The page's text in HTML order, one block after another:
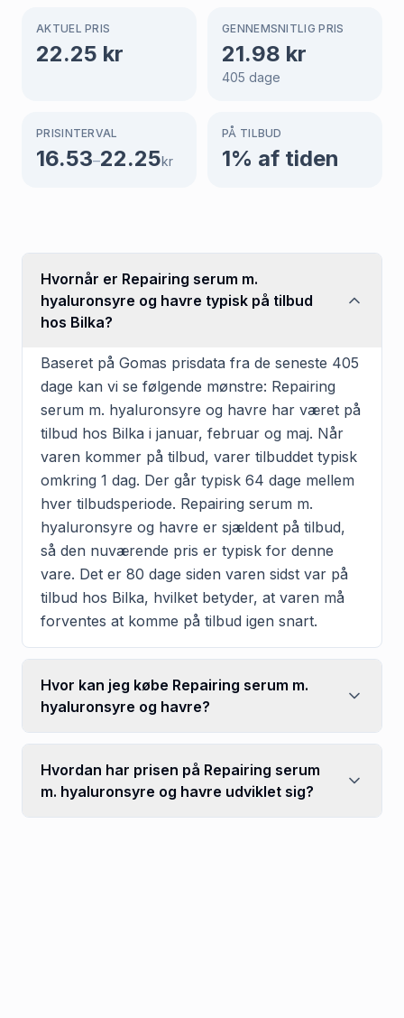
AKTUEL PRIS
22.25 kr
GENNEMSNITLIG PRIS
21.98 kr
405 dage
PRISINTERVAL
16.53–22.25kr
PÅ TILBUD
1% af tiden
Hvornår er Repairing serum m.
hyaluronsyre og havre typisk på tilbud
hos Bilka?
Baseret på Gomas prisdata fra de seneste 405
dage kan vi se følgende mønstre: Repairing
serum m. hyaluronsyre og havre har været på
tilbud hos Bilka i januar, februar og maj. Når
varen kommer på tilbud, varer tilbuddet typisk
omkring 1 dag. Der går typisk 64 dage mellem
hver tilbudsperiode. Repairing serum m.
hyaluronsyre og havre er sjældent på tilbud,
så den nuværende pris er typisk for denne
vare. Det er 80 dage siden varen sidst var på
tilbud hos Bilka, hvilket betyder, at varen må
forventes at komme på tilbud igen snart.
Hvor kan jeg købe Repairing serum m.
hyaluronsyre og havre?
Hvordan har prisen på Repairing serum
m. hyaluronsyre og havre udviklet sig?